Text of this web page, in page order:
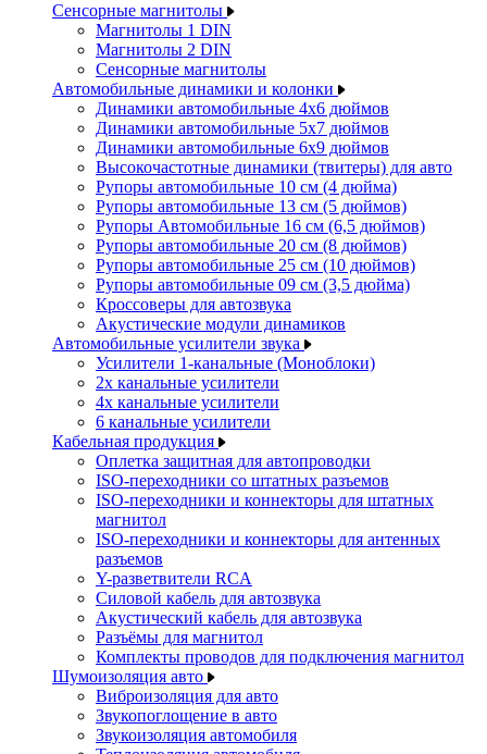
Сенсорные магнитолы
Магнитолы 1 DIN
Магнитолы 2 DIN
Сенсорные магнитолы
Автомобильные динамики и колонки
Динамики автомобильные 4x6 дюймов
Динамики автомобильные 5x7 дюймов
Динамики автомобильные 6x9 дюймов
Высокочастотные динамики (твитеры) для авто
Рупоры автомобильные 10 см (4 дюйма)
Рупоры автомобильные 13 см (5 дюймов)
Рупоры Автомобильные 16 см (6,5 дюймов)
Рупоры автомобильные 20 см (8 дюймов)
Рупоры автомобильные 25 см (10 дюймов)
Рупоры автомобильные 09 см (3,5 дюйма)
Кроссоверы для автозвука
Акустические модули динамиков
Автомобильные усилители звука
Усилители 1-канальные (Моноблоки)
2х канальные усилители
4х канальные усилители
6 канальные усилители
Кабельная продукция
Оплетка защитная для автопроводки
ISO-переходники со штатных разъемов
ISO-переходники и коннекторы для штатных
магнитол
ISO-переходники и коннекторы для антенных
разъемов
Y-разветвители RCA
Силовой кабель для автозвука
Акустический кабель для автозвука
Разъёмы для магнитол
Комплекты проводов для подключения магнитол
Шумоизоляция авто
Виброизоляция для авто
Звукопоглощение в авто
Звукоизоляция автомобиля